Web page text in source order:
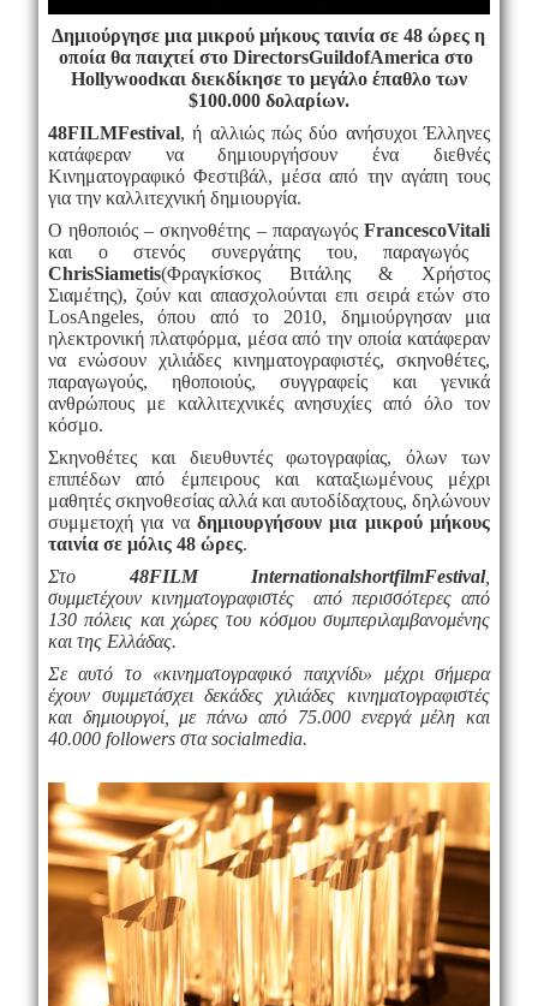
Δημιούργησε μια μικρού μήκους ταινία σε 48 ώρες η
οποία θα παιχτεί στοDirectorsGuildofAmerica στο
Hollywoodκαι διεκδίκησε το μεγάλο έπαθλο των
$100.000 δολαρίων.
48FILMFestival, ή αλλιώς πώς δύο ανήσυχοι Έλληνες
κατάφεραν να δημιουργήσουν ένα διεθνές
Κινηματογραφικό Φεστιβάλ, μέσα από την αγάπη τους
για την καλλιτεχνική δημιουργία.
O ηθοποιός – σκηνοθέτης – παραγωγόςFrancescoVitali
και ο στενός συνεργάτης του, παραγωγός
ChrisSiametis(Φραγκίσκος Βιτάλης & Χρήστος
Σιαμέτης), ζούν και απασχολούνται επι σειρά ετών στο
LosAngeles, όπου από το 2010, δημιούργησαν μια
ηλεκτρονική πλατφόρμα, μέσα από την οποία κατάφεραν
να ενώσουν χιλιάδες κινηματογραφιστές, σκηνοθέτες,
παραγωγούς, ηθοποιούς, συγγραφείς και γενικά
ανθρώπους με καλλιτεχνικές ανησυχίες από όλο τον
κόσμο.
Σκηνοθέτες και διευθυντές φωτογραφίας, όλων των
επιπέδων από έμπειρους και καταξιωμένους μέχρι
μαθητές σκηνοθεσίας αλλά και αυτοδίδαχτους, δηλώνουν
συμμετοχή για να δημιουργήσουν μια μικρού μήκους
ταινία σε μόλις 48 ώρες.
Στο 48FILM InternationalshortfilmFestival,
συμμετέχουν κινηματογραφιστές από περισσότερες από
130 πόλεις και χώρες του κόσμου συμπεριλαμβανομένης
και της Ελλάδας.
Σε αυτό το «κινηματογραφικό παιχνίδι» μέχρι σήμερα
έχουν συμμετάσχει δεκάδες χιλιάδες κινηματογραφιστές
και δημιουργοί, με πάνω από 75.000 ενεργά μέλη και
40.000 followersσταsocialmedia.